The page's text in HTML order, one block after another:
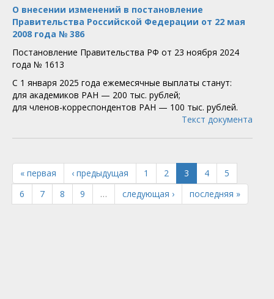
О внесении изменений в постановление
Правительства Российской Федерации от 22 мая
2008 года № 386
Постановление Правительства РФ от 23 ноября 2024
года № 1613
С 1 января 2025 года ежемесячные выплаты станут:
для академиков РАН — 200 тыс. рублей;
для членов-корреспондентов РАН — 100 тыс. рублей.
Текст документа
« первая ‹ предыдущая 1 2 3 4
5
6
7 8 9 … следующая › последняя »